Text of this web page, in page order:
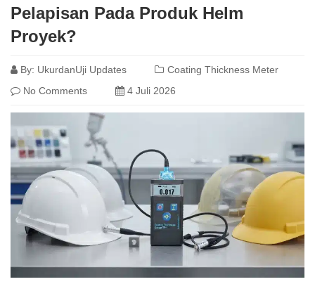
Pelapisan Pada Produk Helm
Proyek?
By: UkurdanUji Updates
Coating Thickness Meter
No Comments
4 Juli 2026